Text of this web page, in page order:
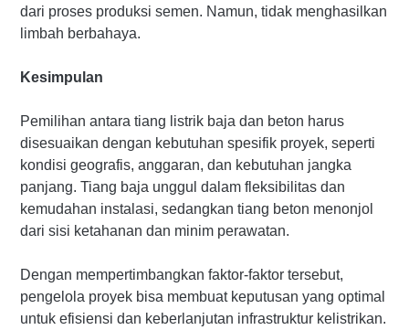
dari proses produksi semen. Namun, tidak menghasilkan
limbah berbahaya.
Kesimpulan
Pemilihan antara tiang listrik baja dan beton harus
disesuaikan dengan kebutuhan spesifik proyek, seperti
kondisi geografis, anggaran, dan kebutuhan jangka
panjang. Tiang baja unggul dalam fleksibilitas dan
kemudahan instalasi, sedangkan tiang beton menonjol
dari sisi ketahanan dan minim perawatan.
Dengan mempertimbangkan faktor-faktor tersebut,
pengelola proyek bisa membuat keputusan yang optimal
untuk efisiensi dan keberlanjutan infrastruktur kelistrikan.